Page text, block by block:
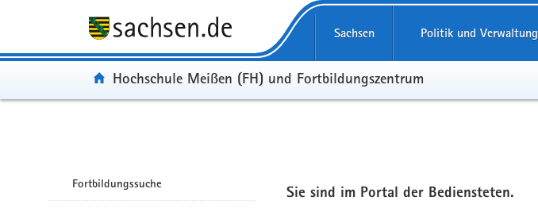
Sachsen Politik und Verwaltung
Portal:
Hochschule Meißen (FH) und Fortbildungszentrum
Fortbildungssuche
Sie sind im Portal der Bediensteten.